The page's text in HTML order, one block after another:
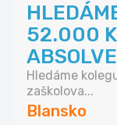
52.000
Hledáme
zaškolova...
Blansko